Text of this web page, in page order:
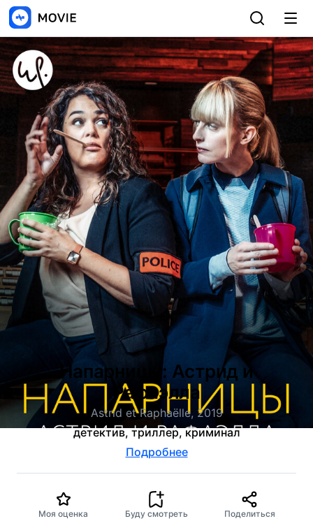
Напарницы: Астрид и
Рафаэлла
Astrid et Raphaëlle, 2019
детектив, триллер, криминал
Подробнее
Моя оценка Буду смотреть Поделиться